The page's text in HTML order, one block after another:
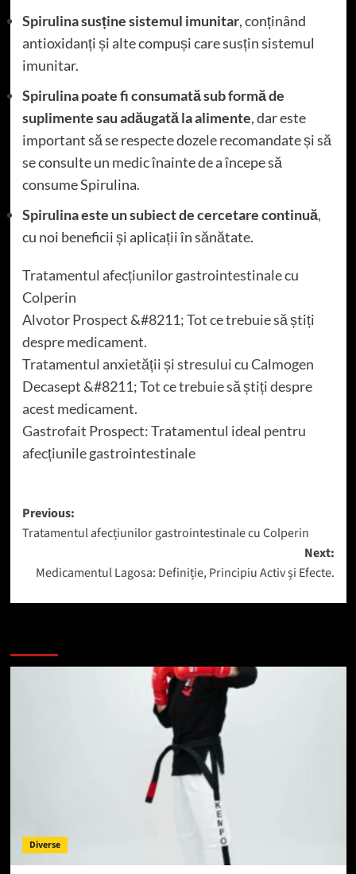
Spirulina susține sistemul imunitar, conținând
antioxidanți și alte compuși care susțin sistemul
imunitar.
Spirulina poate fi consumată sub formă de
suplimente sau adăugată la alimente, dar este
important să se respecte dozele recomandate și să
se consulte un medic înainte de a începe să
consume Spirulina.
Spirulina este un subiect de cercetare continuă,
cu noi beneficii și aplicații în sănătate.
Tratamentul afecțiunilor gastrointestinale cu
Colperin
Alvotor Prospect &#8211; Tot ce trebuie să știți
despre medicament.
Tratamentul anxietății și stresului cu Calmogen
Decasept &#8211; Tot ce trebuie să știți despre
acest medicament.
Gastrofait Prospect: Tratamentul ideal pentru
afecțiunile gastrointestinale
Post
navigation
Previous:
Tratamentul afecțiunilor gastrointestinale cu Colperin
Next:
Medicamentul Lagosa: Definiție, Principiu Activ și Efecte.
Diverse